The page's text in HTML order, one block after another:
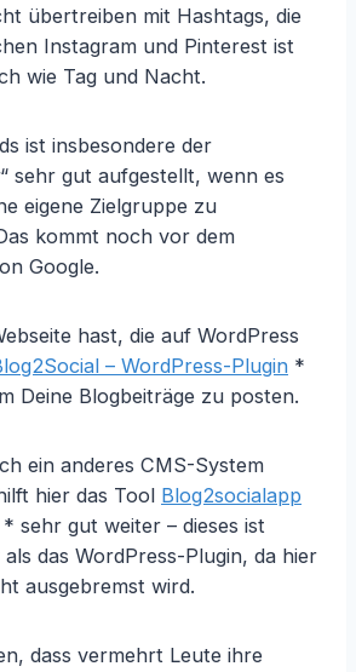
übertreiben mit Hashtags, die
Instagram und Pinterest ist
wie Tag und Nacht.
ist insbesondere der
sehr gut aufgestellt, wenn es
eigene Zielgruppe zu
kommt noch vor dem
Google.
hast, die auf WordPress
– WordPress-Plugin *
Deine Blogbeiträge zu posten.
ein anderes CMS-System
hier das Tool Blog2socialapp
* sehr gut weiter – dieses ist
das WordPress-Plugin, da hier
ausgebremst wird.
dass vermehrt Leute ihre